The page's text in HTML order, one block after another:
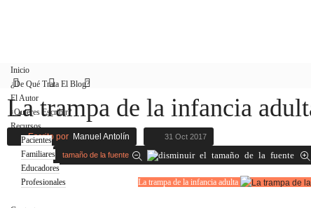
Inicio
¿De Qué Trata El Blog?
El Autor
¿Quieres Escribir?
Recursos
Pacientes
Familiares
Educadores
Profesionales
La trampa de la infancia
Escrito por Manuel Antolín 31 Oct 2017
tamaño de la fuente
La trampa de la infancia adulta